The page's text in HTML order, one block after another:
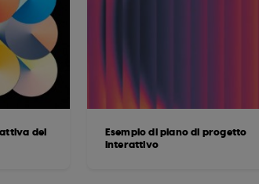
dei
Esempio di piano di progetto
interattivo